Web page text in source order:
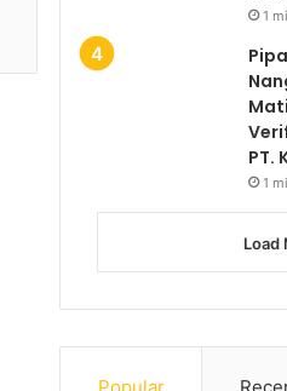
1
PT.
1
Load